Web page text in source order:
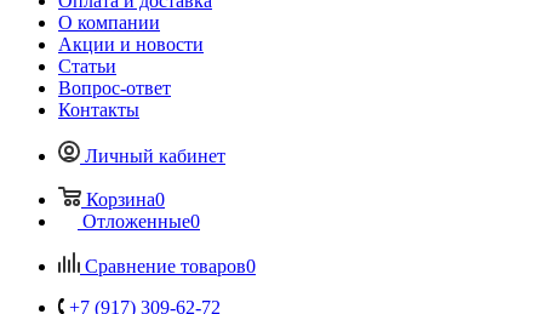
О компании
Акции и новости
Статьи
Вопрос-ответ
Контакты
Личный кабинет
Корзина0
Отложенные0
Сравнение товаров0
+7 (917) 309-62-72